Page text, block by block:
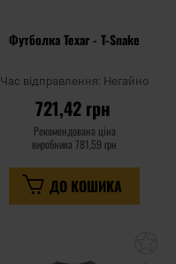
Футболка Texar - T-Snake
Час відправлення: Негайно
721,42 грн
Рекомендована ціна
виробника 781,59 грн
ДО КОШИКА